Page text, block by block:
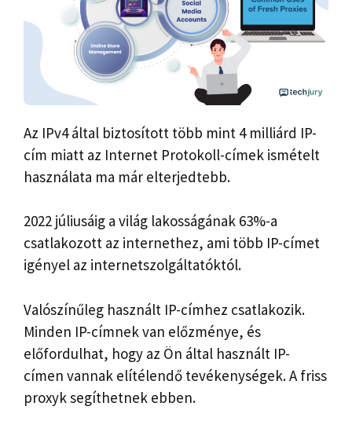
Az IPv4 által biztosított több mint 4 milliárd IP-
cím miatt az Internet Protokoll-címek ismételt
használata ma már elterjedtebb.
2022 júliusáig a világ lakosságának 63%-a
csatlakozott az internethez, ami több IP-címet
igényel az internetszolgáltatóktól.
Valószínűleg használt IP-címhez csatlakozik.
Minden IP-címnek van előzménye, és
előfordulhat, hogy az Ön által használt IP-
címen vannak elítélendő tevékenységek. A friss
proxyk segíthetnek ebben.